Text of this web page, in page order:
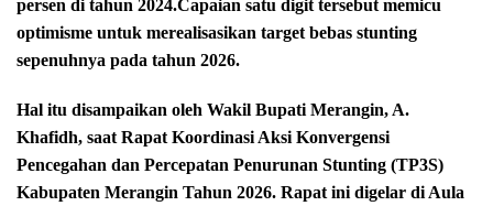
persen di tahun 2024.Capaian satu digit tersebut memicu
optimisme untuk merealisasikan target bebas stunting
sepenuhnya pada tahun 2026.
Hal itu disampaikan oleh Wakil Bupati Merangin, A.
Khafidh, saat Rapat Koordinasi Aksi Konvergensi
Pencegahan dan Percepatan Penurunan Stunting (TP3S)
Kabupaten Merangin Tahun 2026. Rapat ini digelar di Aula